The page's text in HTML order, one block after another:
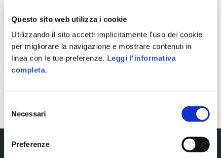
Questo sito web utilizza i cookie
Utilizzando il sito accetti implicitamente l'uso dei cookie
per migliorare la navigazione e mostrare contenuti in
linea con le tue preferenze. Leggi l'informativa
completa.
del
consenso
Necessari
Preferenze